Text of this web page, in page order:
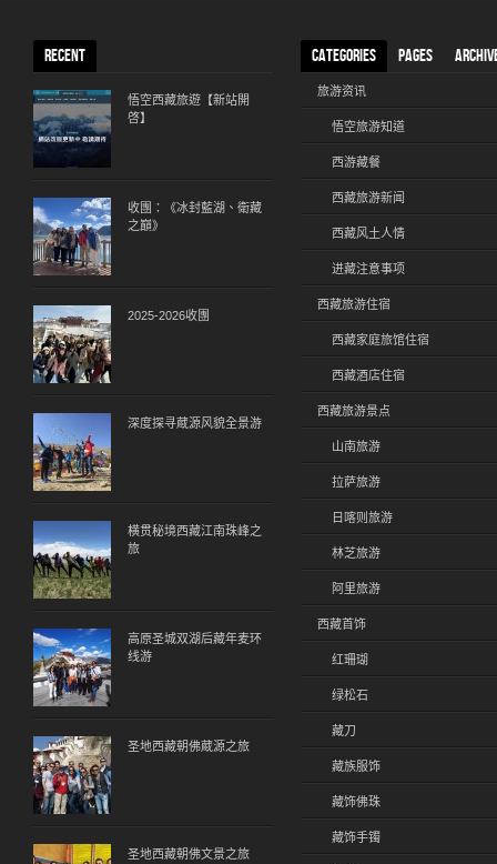
RECENT
悟空西藏旅遊【新站開
啓】
收團：《冰封藍湖、衛藏
之巔》
2025-2026收團
深度探寻蔵源风貌全景游
横贯秘境西藏江南珠峰之
旅
高原圣城双湖后藏年麦环
线游
圣地西藏朝佛蔵源之旅
圣地西藏朝佛文景之旅
CATEGORIES PAGES
旅游资讯
悟空旅游知道
西游藏餐
西藏旅游新闻
西藏风土人情
进藏注意事项
西藏旅游住宿
西藏家庭旅馆住宿
西藏酒店住宿
西藏旅游景点
山南旅游
拉萨旅游
日喀则旅游
林芝旅游
阿里旅游
西藏首饰
红珊瑚
绿松石
藏刀
藏族服饰
藏饰佛珠
藏饰手镯